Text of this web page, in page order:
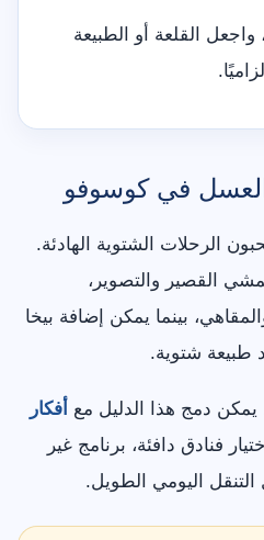
واجعل القلعة أو الطبيعة
العسل في كوسوفو
الرحلات الشتوية الهادئة.
القصير والتصوير،
بينما يمكن إضافة بيخا
طبيعة شتوية.
دمج هذا الدليل مع أفكار
فنادق دافئة، برنامج غير
اليومي الطويل.